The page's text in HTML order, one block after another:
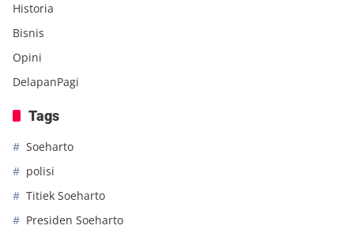
Historia
Bisnis
Opini
DelapanPagi
Tags
Soeharto
polisi
Titiek Soeharto
Presiden Soeharto